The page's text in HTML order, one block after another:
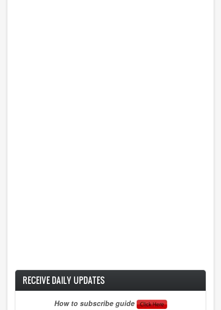
RECEIVE DAILY UPDATES
How to subscribe guide